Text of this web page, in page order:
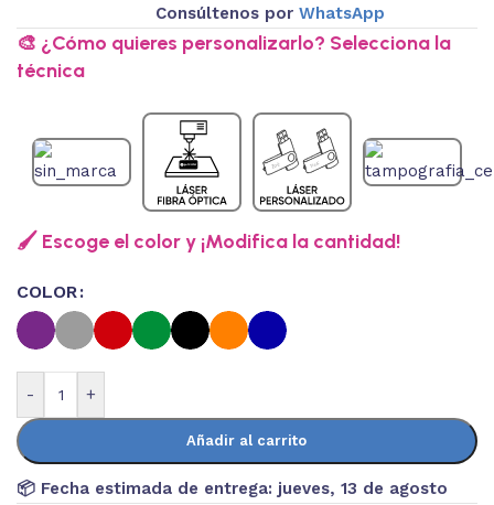
Consúltenos porWhatsApp
🎨 ¿Cómo quieres personalizarlo? Selecciona la
técnica
🖌️ Escoge el color y ¡Modifica la cantidad!
COLOR
- +
Añadir al carrito
📦 Fecha estimada de entrega: jueves, 13 de agosto